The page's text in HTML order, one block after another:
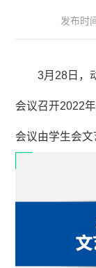
发布时
3月28日，
会议召开2022
会议由学生会文